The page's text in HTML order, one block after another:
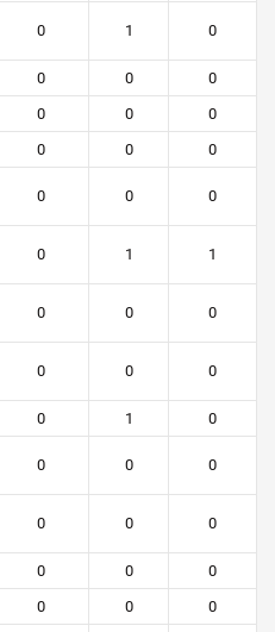
0 1 0
0 0
0
0 0
0
0 0
0
0 0 0
0 1 1
0 0 0
0 0 0
0 1
0
0 0 0
0 0 0
0 0
0
0 0
0